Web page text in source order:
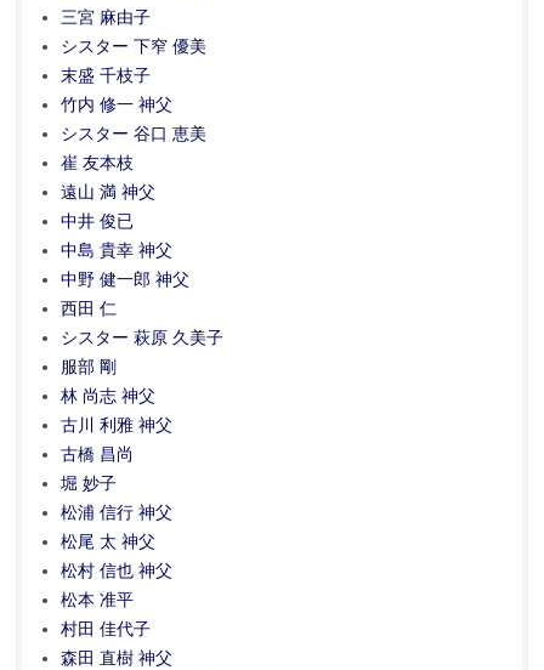
三宮 麻由子
シスター 下窄 優美
末盛 千枝子
竹内 修一 神父
シスター 谷口 恵美
崔 友本枝
遠山 満 神父
中井 俊已
中島 貴幸 神父
中野 健一郎 神父
西田 仁
シスター 萩原 久美子
服部 剛
林 尚志 神父
古川 利雅 神父
古橋 昌尚
堀 妙子
松浦 信行 神父
松尾 太 神父
松村 信也 神父
松本 准平
村田 佳代子
森田 直樹 神父